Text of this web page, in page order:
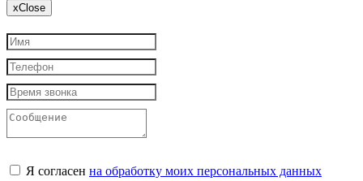
xClose
Я согласен на обработку моих персональных данных